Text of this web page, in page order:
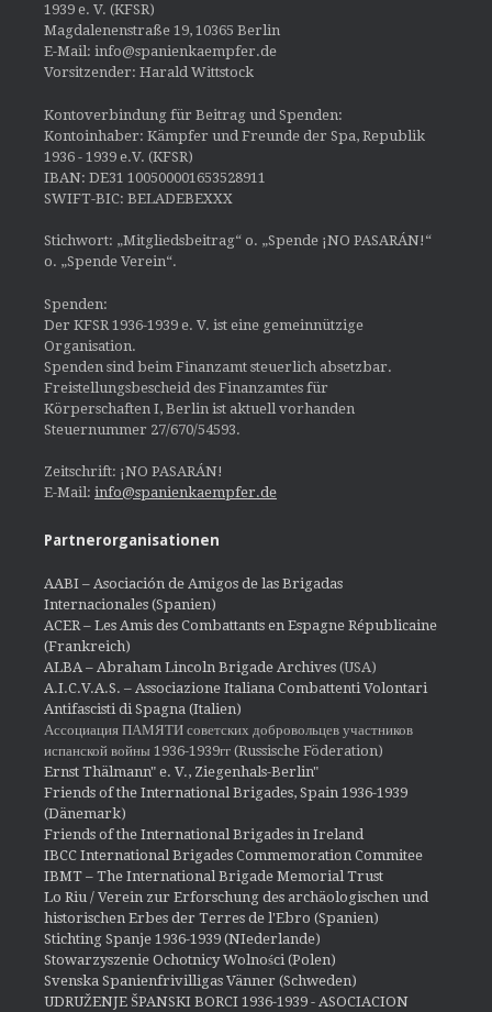
1939 e. V. (KFSR)
Magdalenenstraße 19, 10365 Berlin
E-Mail: info@spanienkaempfer.de
Vorsitzender: Harald Wittstock
Kontoverbindung für Beitrag und Spenden:
Kontoinhaber: Kämpfer und Freunde der Spa, Republik
1936 - 1939 e.V. (KFSR)
IBAN: DE31 100500001653528911
SWIFT-BIC: BELADEBEXXX
Stichwort: „Mitgliedsbeitrag“ o. „Spende ¡NO PASARÁN!“
o. „Spende Verein“.
Spenden:
Der KFSR 1936-1939 e. V. ist eine gemeinnützige
Organisation.
Spenden sind beim Finanzamt steuerlich absetzbar.
Freistellungsbescheid des Finanzamtes für
Körperschaften I, Berlin ist aktuell vorhanden
Steuernummer 27/670/54593.
Zeitschrift: ¡NO PASARÁN!
E-Mail: info@spanienkaempfer.de
Partnerorganisationen
AABI – Asociación de Amigos de las Brigadas
Internacionales (Spanien)
ACER – Les Amis des Combattants en Espagne Républicaine
(Frankreich)
ALBA – Abraham Lincoln Brigade Archives (USA)
A.I.C.V.A.S. – Associazione Italiana Combattenti Volontari
Antifascisti di Spagna (Italien)
Ассоциация ПАМЯТИ советских добровольцев участников
испанской войны 1936-1939гг (Russische Föderation)
Ernst Thälmann" e. V., Ziegenhals-Berlin"
Friends of the International Brigades, Spain 1936-1939
(Dänemark)
Friends of the International Brigades in Ireland
IBCC International Brigades Commemoration Commitee
IBMT – The International Brigade Memorial Trust
Lo Riu / Verein zur Erforschung des archäologischen und
historischen Erbes der Terres de l'Ebro (Spanien)
Stichting Spanje 1936-1939 (NIederlande)
Stowarzyszenie Ochotnicy Wolności (Polen)
Svenska Spanienfrivilligas Vänner (Schweden)
UDRUŽENJE ŠPANSKI BORCI 1936-1939 - ASOCIACION